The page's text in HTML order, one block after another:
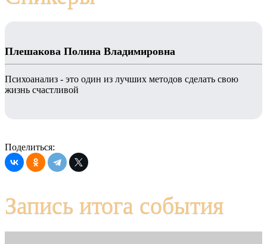
Плешакова Полина Владимировна
Психоанализ - это один из лучших методов сделать свою
жизнь счастливой
Поделиться:
Запись итога события